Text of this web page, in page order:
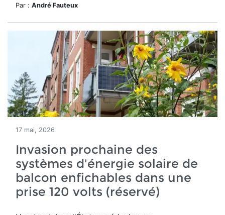
Par : André Fauteux
17 mai, 2026
Invasion prochaine des
systèmes d'énergie solaire de
balcon enfichables dans une
prise 120 volts (réservé)